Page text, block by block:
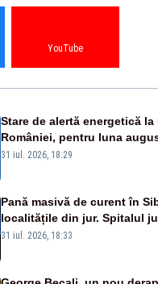
YouTube
Stare de alertă energetică la
României, pentru luna
a anunțat importuri și
31 iul. 2026, 18:29
Pană masivă de curent în
localitățile din jur. Spitalul
semafoarele, rețelele de
31 iul. 2026, 18:33